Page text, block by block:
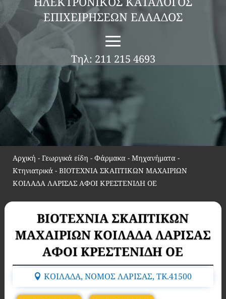
ΕΠΙΧΕΙΡΗΣΕΩΝ ΕΛΛΑΔΟΣ
Τηλ: 211 215 4693
Αρχική - Γεωργικά είδη - Φάρμακα - Μηχανήματα -
Κτηνιατρικά- ΒΙΟΤΕΧΝΙΑ ΣΚΑΠΤΙΚΩΝ ΜΑΧΑΙΡΙΩΝ
ΚΟΙΛΑΔΑ ΛΑΡΙΣΑΣ ΑΦΟΙ ΚΡΕΣΤΕNΙΔΗ ΟΕ
ΒΙΟΤΕΧΝΙΑ ΣΚΑΠΤΙΚΩΝ
ΜΑΧΑΙΡΙΩΝ ΚΟΙΛΑΔΑ ΛΑΡΙΣΑΣ
ΑΦΟΙ ΚΡΕΣΤΕNΙΔΗ ΟΕ
ΚΟΙΛΑΔΑ, ΝΟΜΟΣ ΛΑΡΙΣΑΣ, TK.41500